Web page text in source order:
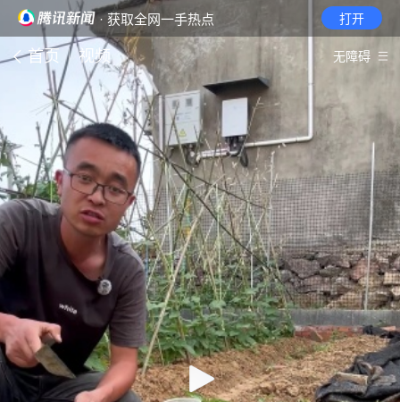
· 获取全网一手热点 打开
首页 视频 无障碍